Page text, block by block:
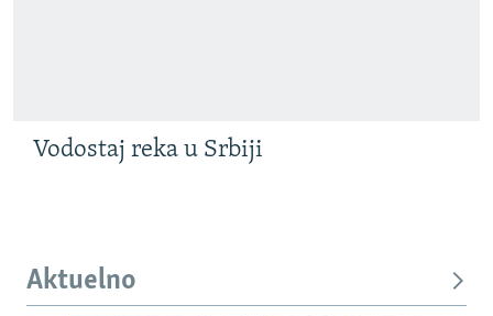
Vodostaj reka u Srbiji
Aktuelno